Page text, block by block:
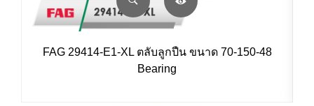
FAG 29414-E1-XL ตลับลูกปืน ขนาด 70-150-48
Bearing